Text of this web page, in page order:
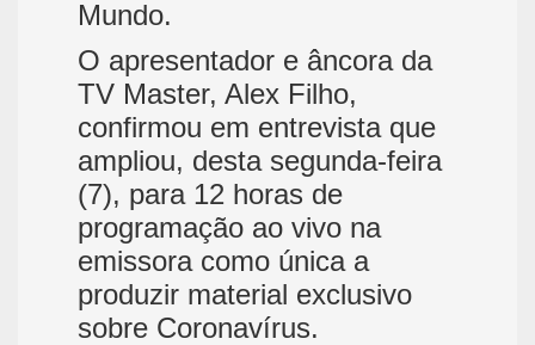
Mundo.
O apresentador e âncora da
TV Master, Alex Filho,
confirmou em entrevista que
ampliou, desta segunda-feira
(7), para 12 horas de
programação ao vivo na
emissora como única a
produzir material exclusivo
sobre Coronavírus.